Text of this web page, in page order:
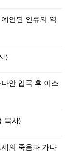
언된 인류의 역
)
안 입국 후 이스
목사)
의 죽음과 가나